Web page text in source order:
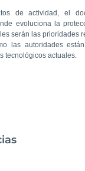
de actividad, el
evoluciona la
serán las prioridades
las autoridades
tecnológicos actuales.